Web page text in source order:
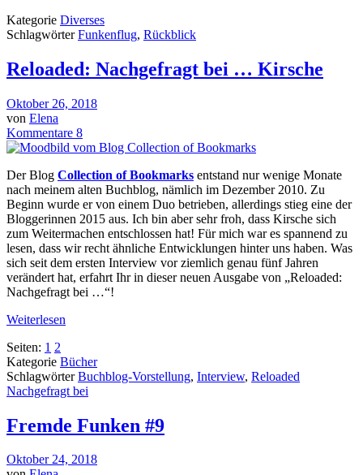
Kategorie Diverses
SchlagwörterFunkenflug, Rückblick
Reloaded: Nachgefragt bei … Kirsche
Oktober 26, 2018
von Elena
Kommentare 8
Der Blog Collection of Bookmarks entstand nur wenige Monate
nach meinem alten Buchblog, nämlich im Dezember 2010. Zu
Beginn wurde er von einem Duo betrieben, allerdings stieg eine der
Bloggerinnen 2015 aus. Ich bin aber sehr froh, dass Kirsche sich
zum Weitermachen entschlossen hat! Für mich war es spannend zu
lesen, dass wir recht ähnliche Entwicklungen hinter uns haben. Was
sich seit dem ersten Interview vor ziemlich genau fünf Jahren
verändert hat, erfahrt Ihr in dieser neuen Ausgabe von „Reloaded:
Nachgefragt bei …“!
Weiterlesen
Seiten: 1 2
Kategorie Bücher
SchlagwörterBuchblog-Vorstellung, Interview, Reloaded
Nachgefragt bei
Fremde Funken #9
Oktober 24, 2018